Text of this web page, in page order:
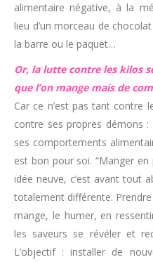
alimentaire négative, à la
lieu d’un morceau de
la barre ou le paquet…
Or, la lutte contre les kilos
que l’on mange mais de
Car ce n’est pas tant contre
contre ses propres démons :
ses comportements
est bon pour soi. “Manger en
idée neuve, c’est avant tout
totalement différente.
mange, le humer, en
les saveurs se révéler et
L’objectif : installer de